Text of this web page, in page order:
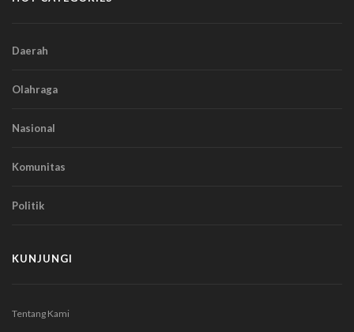
Daerah
Olahraga
Nasional
Komunitas
Politik
KUNJUNGI
Tentang Kami